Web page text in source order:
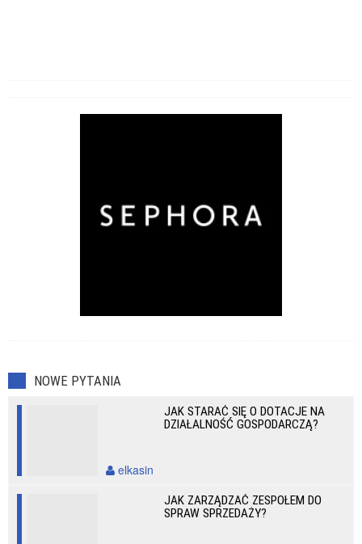
NOWE PYTANIA
JAK STARAĆ SIĘ O DOTACJE NA
DZIAŁALNOŚĆ GOSPODARCZĄ?
elkasin
JAK ZARZĄDZAĆ ZESPOŁEM DO
SPRAW SPRZEDAŻY?